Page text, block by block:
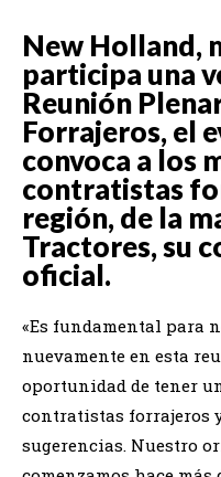
New Holland,
participa una
Reunión
Forrajeros, el
convoca a los
contratistas
región, de la
Tractores, su
oficial.
«Es fundamental para
nuevamente en esta
oportunidad de tener
contratistas forrajeros
sugerencias. Nuestro